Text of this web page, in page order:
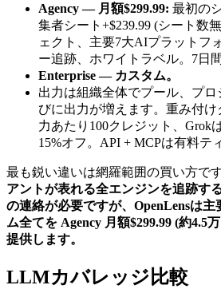
Agency — 月額$299.99: 最初の
集者シート+$239.99 (シート数
ェクト、主要7大AIプラットフ
ー追跡、ホワイトラベル。7日
Enterprise — カスタム。
出力は組織全体でプール、プ
びに出力が増えます。重み付け
力あたり100クレジット、Grok
15%オフ。API + MCPは有料テ
最も鋭い違いは網羅範囲の買い方です
アントが表れる全エンジンを追跡す
の連絡が必要ですが、OpenLensは
ム全てを Agency 月額$299.99 (約4.5
提供します。
LLMカバレッジ比較